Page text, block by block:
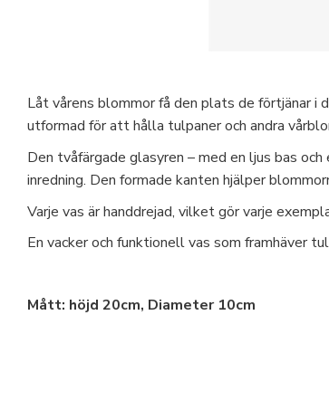
Låt vårens blommor få den plats de förtjänar i
utformad för att hålla tulpaner och andra
Den tvåfärgade glasyren – med en ljus bas
inredning. Den formade kanten hjälper
Varje vas är handdrejad, vilket gör varje
En vacker och funktionell vas som framhäver
Mått: höjd 20cm, Diameter 10cm